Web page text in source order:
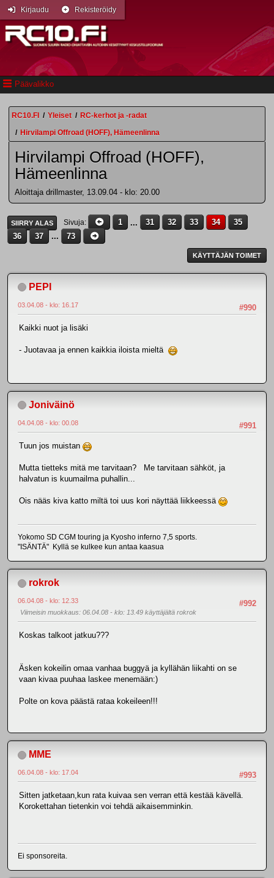
Päävalikko
Kirjaudu Rekisteröidy
RC10.FI / Yleiset / RC-kerhot ja -radat
/ Hirvilampi Offroad (HOFF), Hämeenlinna
Hirvilampi Offroad (HOFF),
Hämeenlinna
Aloittaja drillmaster, 13.09.04 - klo: 20.00
SIIRRY ALAS Sivuja 1 ... 31 32 33 34
35
36
37 ... 73
KÄYTTÄJÄN TOIMET
PEPI
#990
03.04.08 - klo: 16.17
Kaikki nuot ja lisäki
- Juotavaa ja ennen kaikkia iloista mieltä
Joniväinö
#991
04.04.08 - klo: 00.08
Tuun jos muistan
Mutta tietteks mitä me tarvitaan? Me tarvitaan sähköt, ja
halvatun is kuumailma puhallin...
Ois nääs kiva katto miltä toi uus kori näyttää liikkeessä
Yokomo SD CGM touring ja Kyosho inferno 7,5 sports.
"ISÄNTÄ" Kyllä se kulkee kun antaa kaasua
rokrok
#992
06.04.08 - klo: 12.33
Viimeisin muokkaus: 06.04.08 - klo: 13.49 käyttäjältä rokrok
Koskas talkoot jatkuu???
Äsken kokeilin omaa vanhaa buggyä ja kyllähän liikahti on se
vaan kivaa puuhaa laskee menemään:)
Polte on kova päästä rataa kokeileen!!!
MME
#993
06.04.08 - klo: 17.04
Sitten jatketaan,kun rata kuivaa sen verran että kestää kävellä.
Korokettahan tietenkin voi tehdä aikaisemminkin.
Ei sponsoreita.